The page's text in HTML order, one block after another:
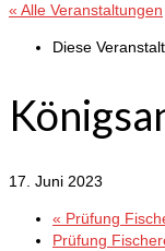
« Alle Veranstaltungen
Diese
17. Juni 2023
« Prüfung
Prüfung